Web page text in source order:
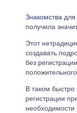
Знакомства
получила
Этот
создавать
без
В таком
регистрации